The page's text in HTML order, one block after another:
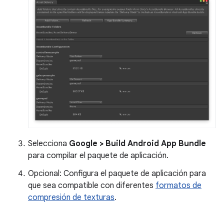
Selecciona Google > Build Android App Bundle
para compilar el paquete de aplicación.
Opcional: Configura el paquete de aplicación para
que sea compatible con diferentes formatos de
compresión de texturas.